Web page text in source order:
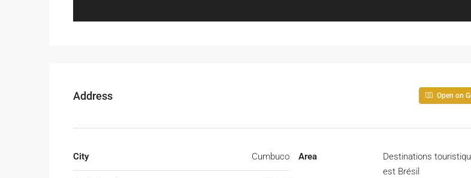
Address Open on
City Cumbuco Area
Destinations
est Brésil